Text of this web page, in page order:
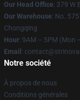
Our Head Office: 379 W
Our Warehouse: No.
Chongqing
Hour: 9AM – 5PM (Mon
Email :
Notre société
À propos de nous
Conditions générales